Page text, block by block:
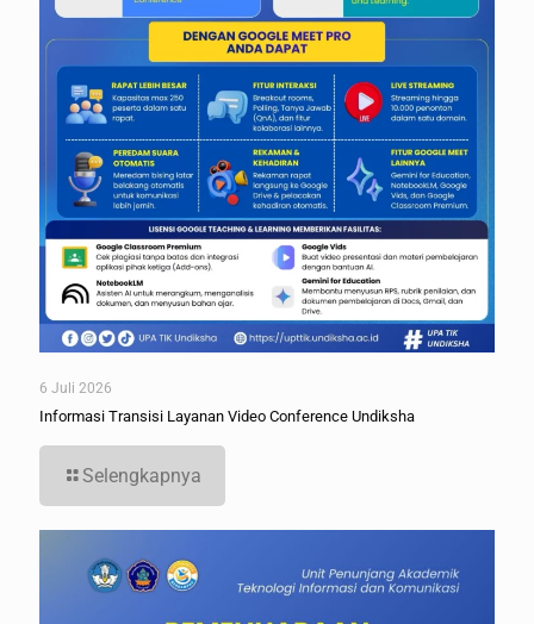
6 Juli 2026
Informasi Transisi Layanan Video Conference Undiksha
Selengkapnya